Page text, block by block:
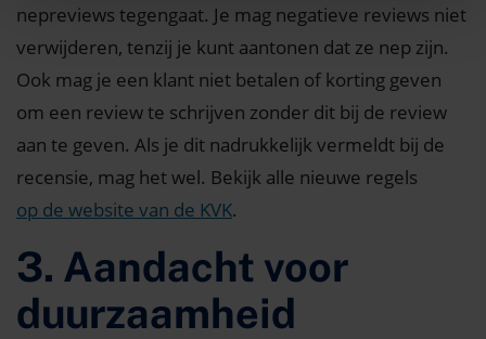
nepreviews tegengaat. Je mag negatieve reviews niet
verwijderen, tenzij je kunt aantonen dat ze nep zijn.
Ook mag je een klant niet betalen of korting geven
om een review te schrijven zonder dit bij de review
aan te geven. Als je dit nadrukkelijk vermeldt bij de
recensie, mag het wel. Bekijk alle nieuwe regels
op de website van de KVK.
3. Aandacht voor
duurzaamheid